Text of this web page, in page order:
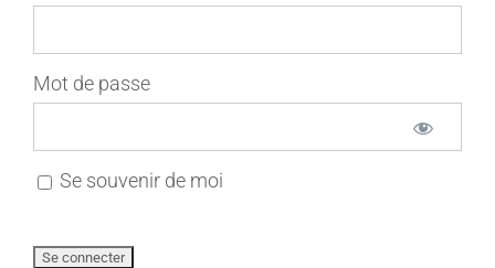
Mot de passe
Se souvenir de moi